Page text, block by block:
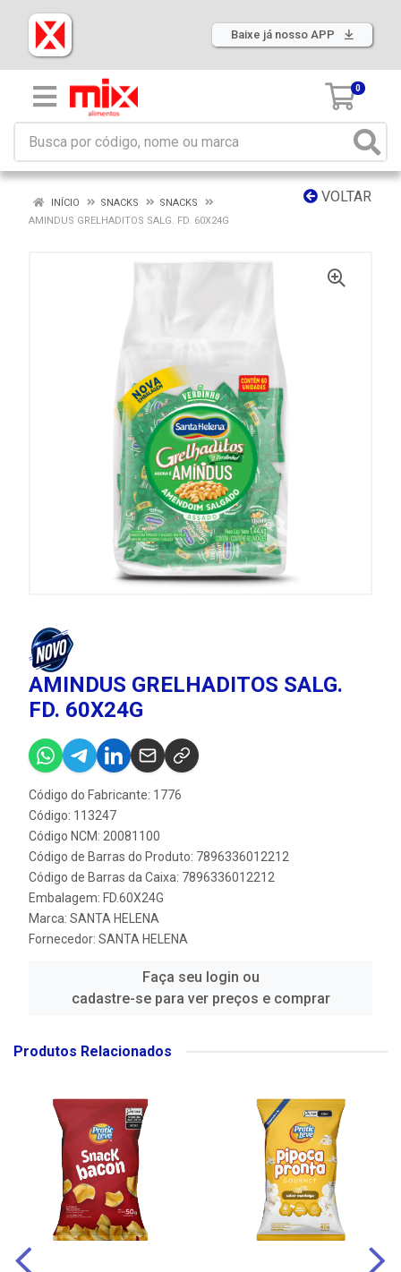
Baixe já nosso APP
0
VOLTAR
INÍCIO SNACKS
SNACKS
AMINDUS GRELHADITOS SALG. FD. 60X24G
AMINDUS GRELHADITOS SALG.
FD. 60X24G
Código do Fabricante: 1776
Código: 113247
Código NCM: 20081100
Código de Barras do Produto: 7896336012212
Código de Barras da Caixa: 7896336012212
Embalagem: FD.60X24G
Marca: SANTA HELENA
Fornecedor: SANTA HELENA
Faça seu login ou
cadastre-se para ver preços e comprar
Produtos Relacionados